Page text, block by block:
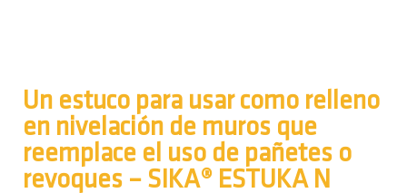
Un estuco para usar como relleno
en nivelación de muros que
reemplace el uso de pañetes o
revoques – SIKA® ESTUKA N